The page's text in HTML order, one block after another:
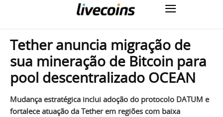
Tether anuncia migração de
sua mineração de Bitcoin para
pool descentralizado OCEAN
Mudança estratégica inclui adoção do protocolo DATUM e
fortalece atuação da Tether em regiões com baixa